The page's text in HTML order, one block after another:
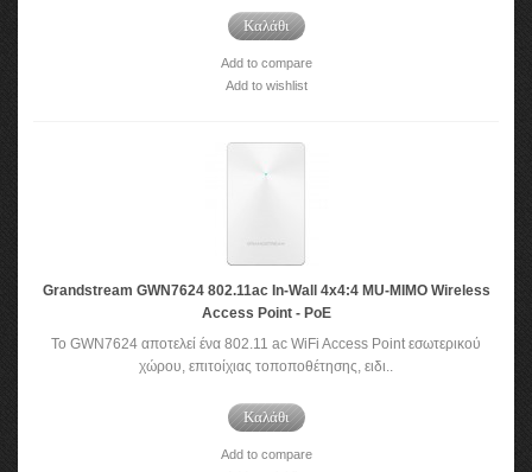
Καλάθι
Add to compare
Add to wishlist
Grandstream GWN7624 802.11ac In-Wall 4x4:4 MU-MIMO Wireless
Access Point - PoE
Το GWN7624 αποτελεί ένα 802.11 ac WiFi Access Point εσωτερικού
χώρου, επιτοίχιας τoποποθέτησης, ειδι..
Καλάθι
Add to compare